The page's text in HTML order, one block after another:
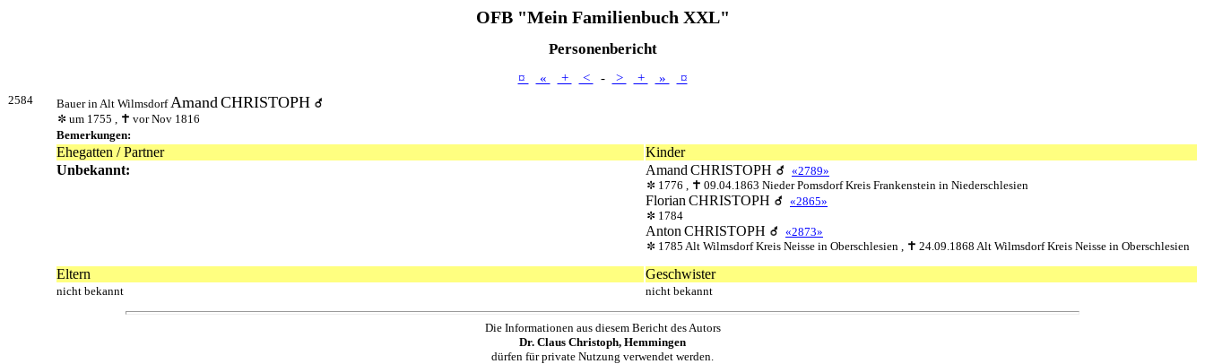
OFB "Mein Familienbuch XXL"
Personenbericht
¤ « + < - > + » ¤
2584 Bauer in Alt WilmsdorfAmandCHRISTOPH
um 1755 ,
vor Nov 1816
Bemerkungen:
Ehegatten / Partner
Kinder
Unbekannt:
Amand CHRISTOPH
«2789»
1776 ,
09.04.1863 Nieder Pomsdorf Kreis Frankenstein in Niederschlesien
Florian CHRISTOPH
«2865»
1784
Anton CHRISTOPH
«2873»
1785 Alt Wilmsdorf Kreis Neisse in Oberschlesien ,
24.09.1868 Alt Wilmsdorf Kreis Neisse in Oberschlesien
Eltern Geschwister
nicht bekannt nicht bekannt
Die Informationen aus diesem Bericht des Autors
Dr. Claus Christoph, Hemmingen
dürfen für private Nutzung verwendet werden.